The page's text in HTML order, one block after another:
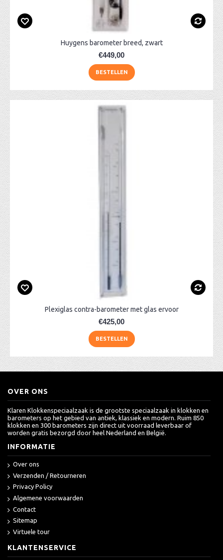
Huygens barometer breed, zwart
€449,00
BESTELLEN
Plexiglas contra-barometer met glas ervoor
€425,00
BESTELLEN
OVER ONS
Klaren Klokkenspeciaalzaak is de grootste speciaalzaak in klokken en
barometers op het gebied van antiek, klassiek en modern. Ruim 850
klokken en 300 barometers zijn direct uit voorraad leverbaar of
worden gratis bezorgd door heel Nederland en België.
INFORMATIE
Over ons
Verzenden / Retourneren
Privacy Policy
Algemene voorwaarden
Contact
Sitemap
Virtuele tour
KLANTENSERVICE